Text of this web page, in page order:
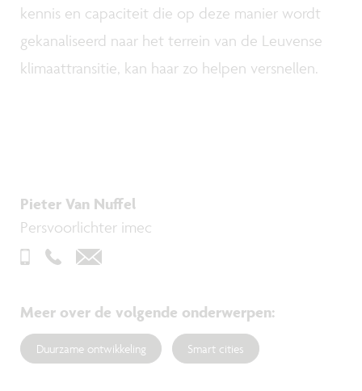
kennis en capaciteit die op deze manier wordt
gekanaliseerd naar het terrein van de Leuvense
klimaattransitie, kan haar zo helpen versnellen.
Pieter Van Nuffel
Persvoorlichter imec
Meer over de volgende onderwerpen:
Duurzame ontwikkeling Smart cities